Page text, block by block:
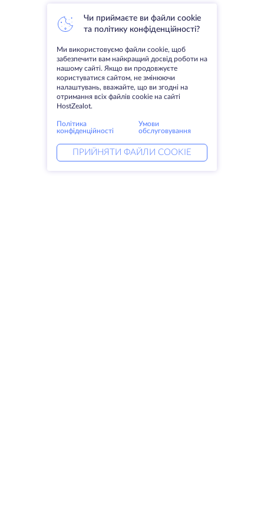
Чи приймаєте ви файли cookie
та політику конфіденційності?
Ми використовуємо файли cookie, щоб
забезпечити вам найкращий досвід роботи на
нашому сайті. Якщо ви продовжуєте
користуватися сайтом, не змінюючи
налаштувань, вважайте, що ви згодні на
отримання всіх файлів cookie на сайті
HostZealot.
Політика
конфіденційності
Умови
обслуговування
ПРИЙНЯТИ ФАЙЛИ COOKIE